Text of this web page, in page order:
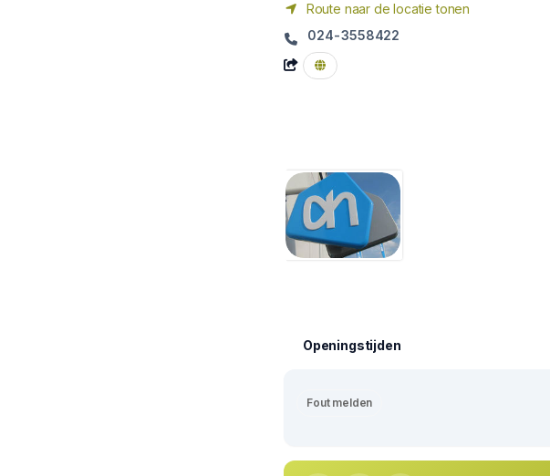
Route naar de locatie tonen
024-3558422
Openingstijden
Fout melden